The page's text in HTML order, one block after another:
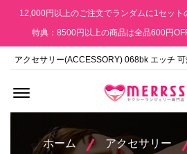
12,000円以上のご注文でランダムに1セット
特典：8500円以上の商品は全品600円
アクセサリー(ACCESSORY) 068bk エッチ
ホーム アクセサリー